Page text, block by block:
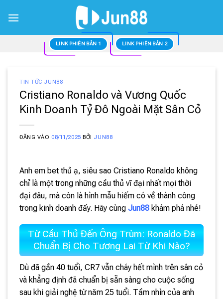
qua
LINK PHIÊN BẢN 1 LINK PHIÊN BẢN 2
TIN TỨC JUN88
Cristiano Ronaldo và Vương Quốc
Kinh Doanh Tỷ Đô Ngoài Mặt Sân Cỏ
ĐĂNG VÀO 08/11/2025 BỞI JUN88
Anh em bet thủ ạ, siêu sao Cristiano Ronaldo không
chỉ là một trong những cầu thủ vĩ đại nhất mọi thời
đại đâu, mà còn là hình mẫu hiếm có về thành công
trong kinh doanh đấy. Hãy cùng Jun88 khám phá nhé!
Từ Cầu Thủ Đến Ông Trùm: Ronaldo Đã
Chuẩn Bị Cho Tương Lai Từ Khi Nào?
Dù đã gần 40 tuổi, CR7 vẫn cháy hết mình trên sân cỏ
và khẳng định đã chuẩn bị sẵn sàng cho cuộc sống
sau khi giải nghệ từ năm 25 tuổi. Tầm nhìn của anh